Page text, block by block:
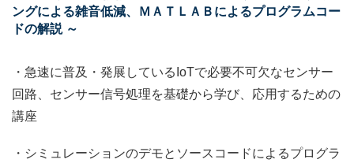
ングによる雑音低減、ＭＡＴＬＡＢによるプログラムコー
ドの解説 ～
・急速に普及・発展しているIoTで必要不可欠なセンサー
回路、センサー信号処理を基礎から学び、応用するための
講座
・シミュレーションのデモとソースコードによるプログラ